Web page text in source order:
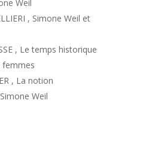
Weil
, Simone Weil et
, Le temps historique
femmes
, La notion
Weil